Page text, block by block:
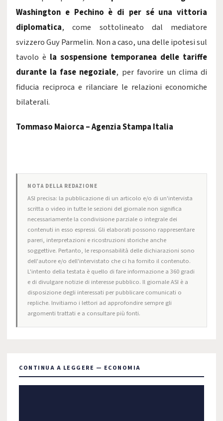
Washington e Pechino è di per sé una vittoria
diplomatica, come sottolineato dal mediatore
svizzero Guy Parmelin. Non a caso, una delle ipotesi sul
tavolo è la sospensione temporanea delle tariffe
durante la fase negoziale, per favorire un clima di
fiducia reciproca e rilanciare le relazioni economiche
bilaterali.
Tommaso Maiorca – Agenzia Stampa Italia
NOTA DELLA REDAZIONE
ASI precisa: la pubblicazione di un articolo e/o di un'intervista
scritta o video in tutte le sezioni del giornale non significa
necessariamente la condivisione parziale o integrale dei
contenuti in esso espressi. Gli elaborati possono rappresentare
pareri, interpretazioni e ricostruzioni storiche anche
soggettive. Pertanto, le responsabilità delle dichiarazioni sono
dell'autore e/o dell'intervistato che ci ha fornito il contenuto.
L'intento della testata è quello di fare informazione a 360 gradi
e di divulgare notizie di interesse pubblico. Il giornale ASI è a
disposizione degli interessati per pubblicare comunicati o
repliche. Invitiamo i lettori ad approfondire sempre gli
argomenti trattati e a consultare più fonti.
CONTINUA A LEGGERE — ECONOMIA